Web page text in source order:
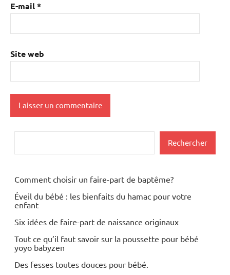
E-mail*
Site web
Rechercher
Comment choisir un faire-part de baptême?
Éveil du bébé : les bienfaits du hamac pour votre
enfant
Six idées de faire-part de naissance originaux
Tout ce qu’il faut savoir sur la poussette pour bébé
yoyo babyzen
Des fesses toutes douces pour bébé.